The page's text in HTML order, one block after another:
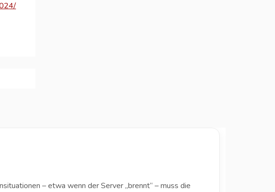
– etwa wenn der Server „brennt“ – muss die